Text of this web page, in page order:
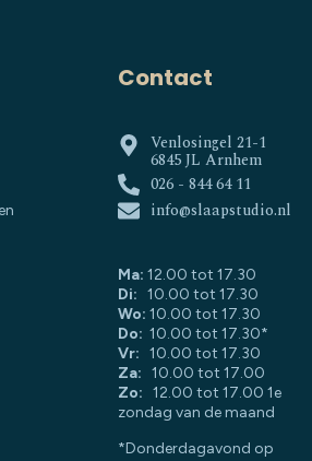
Contact
Venlosingel 21-1
6845 JL Arnhem
026 - 844 64 11
info@slaapstudio.nl
Ma: 12.00 tot 17.30
Di: 10.00 tot 17.30
Wo: 10.00 tot 17.30
Do: 10.00 tot 17.30*
Vr: 10.00 tot 17.30
Za: 10.00 tot 17.00
Zo: 12.00 tot 17.00 1e
zondag van de maand
*Donderdagavond op